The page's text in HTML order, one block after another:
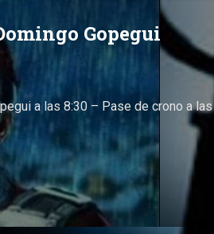
Gopegui
a las 8:30 – Pase de crono a las